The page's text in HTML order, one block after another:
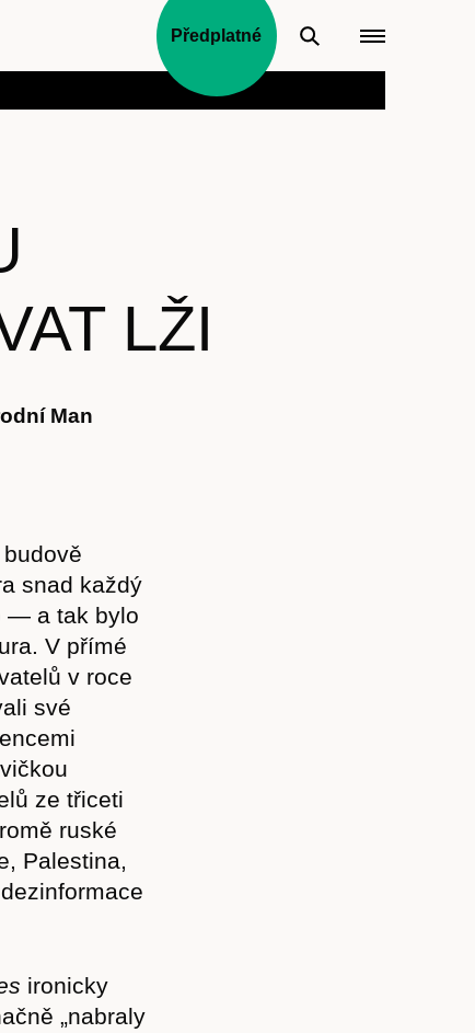
Předplatné
LŽI
Man
snad každý
— a tak bylo
V přímé
v roce
své
ze třiceti
ruské
Palestina,
ironicky
„nabraly